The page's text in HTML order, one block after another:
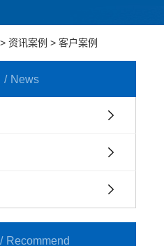
> 资讯案例 > 客户案例
News
Recommend